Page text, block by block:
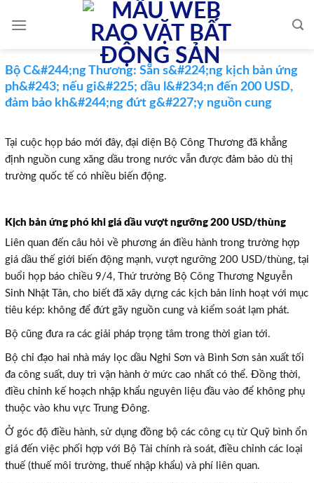
Bộ C&#244;ng Thương: Sẵn s&#224;ng kịch bản ứng
ph&#243; nếu gi&#225; dầu l&#234;n đến 200 USD,
đảm bảo kh&#244;ng đứt g&#227;y nguồn cung
Tại cuộc họp báo mới đây, đại diện Bộ Công Thương đã khẳng
định nguồn cung xăng dầu trong nước vẫn được đảm bảo dù thị
trường quốc tế có nhiều biến động.
Kịch bản ứng phó khi giá dầu vượt ngưỡng 200 USD/thùng
Liên quan đến câu hỏi về phương án điều hành trong trường hợp
giá dầu thế giới biến động mạnh, vượt ngưỡng 200 USD/thùng, tại
buổi họp báo chiều 9/4, Thứ trưởng Bộ Công Thương Nguyễn
Sinh Nhật Tân, cho biết đã xây dựng các kịch bản linh hoạt với mục
tiêu kép: không để đứt gãy nguồn cung và kiểm soát lạm phát.
Bộ cũng đưa ra các giải pháp trọng tâm trong thời gian tới.
Bộ chỉ đạo hai nhà máy lọc dầu Nghi Sơn và Bình Sơn sản xuất tối
đa công suất, duy trì vận hành ở mức cao nhất có thể. Đồng thời,
điều chỉnh kế hoạch nhập khẩu nguyên liệu đầu vào để không phụ
thuộc vào khu vực Trung Đông.
Ở góc độ điều hành, sử dụng đồng bộ các công cụ từ Quỹ bình ổn
giá đến việc phối hợp với Bộ Tài chính rà soát, điều chỉnh các loại
thuế (thuế môi trường, thuế nhập khẩu) và phí liên quan.